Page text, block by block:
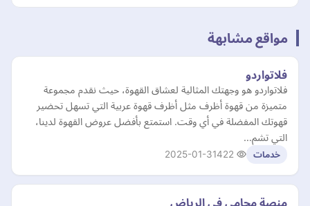
مواقع مشابهة
فلاتواردو
فلاتواردو هو وجهتك المثالية لعشاق القهوة، حيث نقدم مجموعة
متميزة من قهوة أظرف مثل أظرف قهوة عربية التي تسهل تحضير
قهوتك المفضلة في أي وقت. استمتع بأفضل عروض القهوة لدينا،
التي تشم…
خدمات 2025-01-31
منصة محامي في الرياض